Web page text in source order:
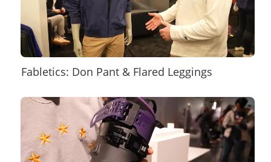
Fabletics: Don Pant & Flared Leggings